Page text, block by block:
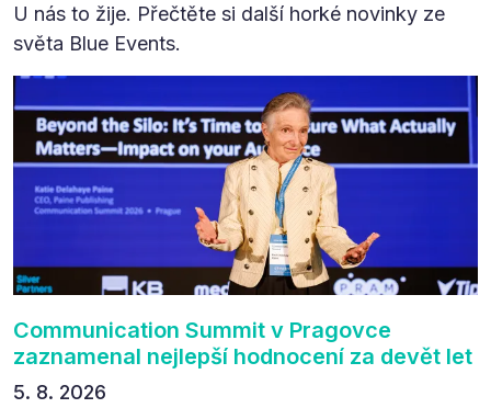
U nás to žije. Přečtěte si další horké novinky ze
světa Blue Events.
Communication Summit v Pragovce
zaznamenal nejlepší hodnocení za devět let
5. 8. 2026